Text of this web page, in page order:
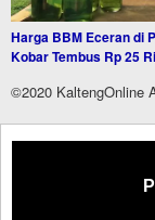
Harga BBM Eceran di
Kobar Tembus Rp 25
©2020 KaltengOnline